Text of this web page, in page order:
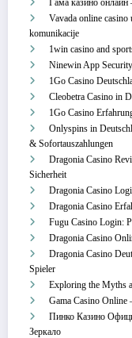
Vavada online
komunikacije
1win casino and
Ninewin App
1Go Casino
Cleobetra Casino in
1Go Casino
Onlyspins in
& Sofortauszahlungen
Dragonia Casino
Sicherheit
Dragonia Casino
Dragonia Casino
Fugu Casino Login:
Dragonia Casino
Dragonia Casino
Spieler
Exploring the Myths
Gama Casino Online
Пинко Казино
Зеркало